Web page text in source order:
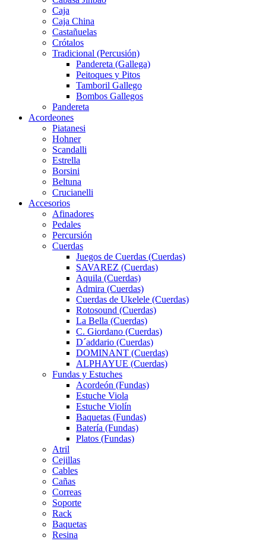
Caja
Caja China
Castañuelas
Crótalos
Tradicional (Percusión)
Pandereta (Gallega)
Peitoques y Pitos
Tamboril Gallego
Bombos Gallegos
Pandereta
Acordeones
Piatanesi
Hohner
Scandalli
Estrella
Borsini
Beltuna
Crucianelli
Accesorios
Afinadores
Pedales
Percursión
Cuerdas
Juegos de Cuerdas (Cuerdas)
SAVAREZ (Cuerdas)
Aquila (Cuerdas)
Admira (Cuerdas)
Cuerdas de Ukelele (Cuerdas)
Rotosound (Cuerdas)
La Bella (Cuerdas)
C. Giordano (Cuerdas)
D´addario (Cuerdas)
DOMINANT (Cuerdas)
ALPHAYUE (Cuerdas)
Fundas y Estuches
Acordeón (Fundas)
Estuche Viola
Estuche Violín
Baquetas (Fundas)
Batería (Fundas)
Platos (Fundas)
Atril
Cejillas
Cables
Cañas
Correas
Soporte
Rack
Baquetas
Resina